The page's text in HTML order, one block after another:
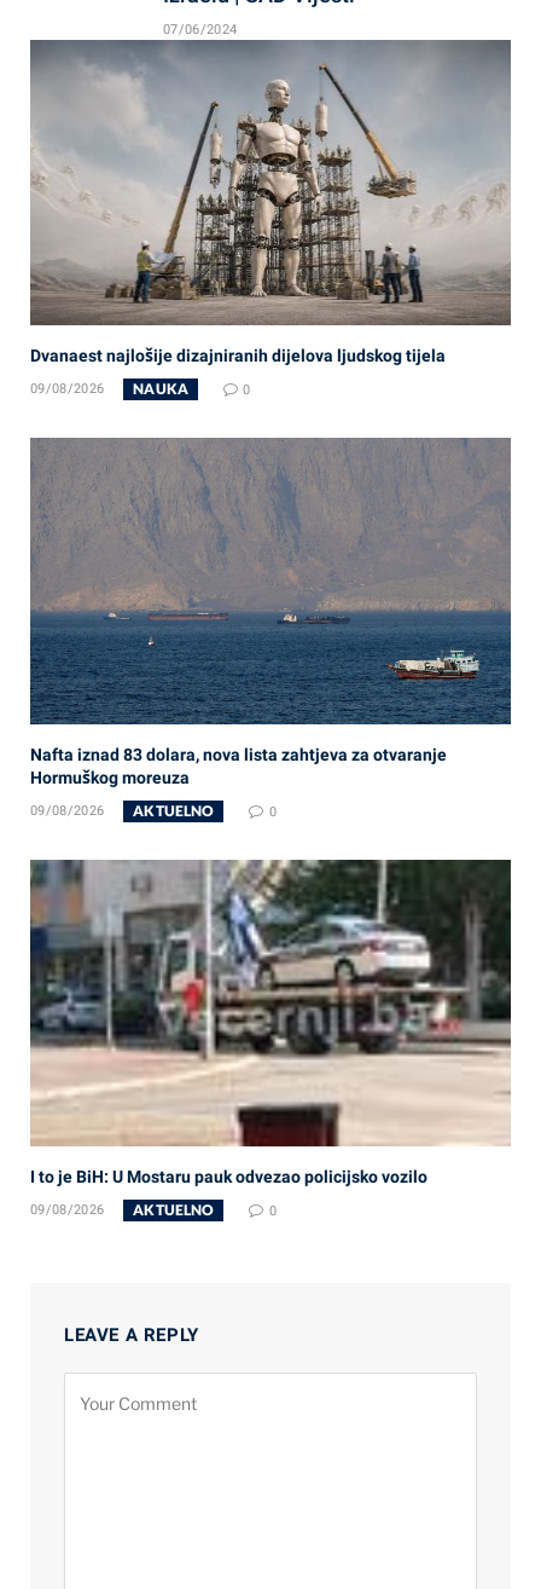
07/06/2024
Dvanaest najlošije dizajniranih dijelova ljudskog tijela
09/08/2026 NAUKA 0
Nafta iznad 83 dolara, nova lista zahtjeva za otvaranje
Hormuškog moreuza
09/08/2026 AKTUELNO 0
I to je BiH: U Mostaru pauk odvezao policijsko vozilo
09/08/2026 AKTUELNO 0
LEAVE A REPLY